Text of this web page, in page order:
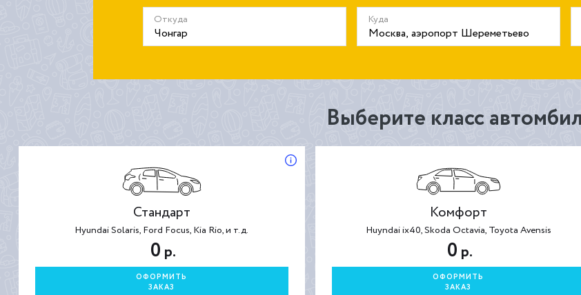
Откуда Куда
Выберите класс
Стандарт
Hyundai Solaris, Ford Focus, Kia Rio, и т.д.
0 р.
ОФОРМИТЬ
ЗАКАЗ
Комфорт
Huyndai ix40, Skoda Octavia, Toyota Avensis
0 р.
ОФОРМИТЬ
ЗАКАЗ